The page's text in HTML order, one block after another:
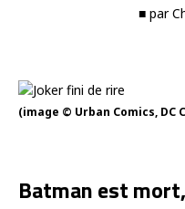
■ par
(image © Urban Comics, DC
Batman est